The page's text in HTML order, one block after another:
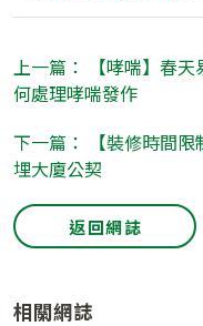
上一篇： 【哮喘】春
何處理哮喘發作
下一篇： 【裝修時間
埋大廈公契
返回網誌
相關網誌